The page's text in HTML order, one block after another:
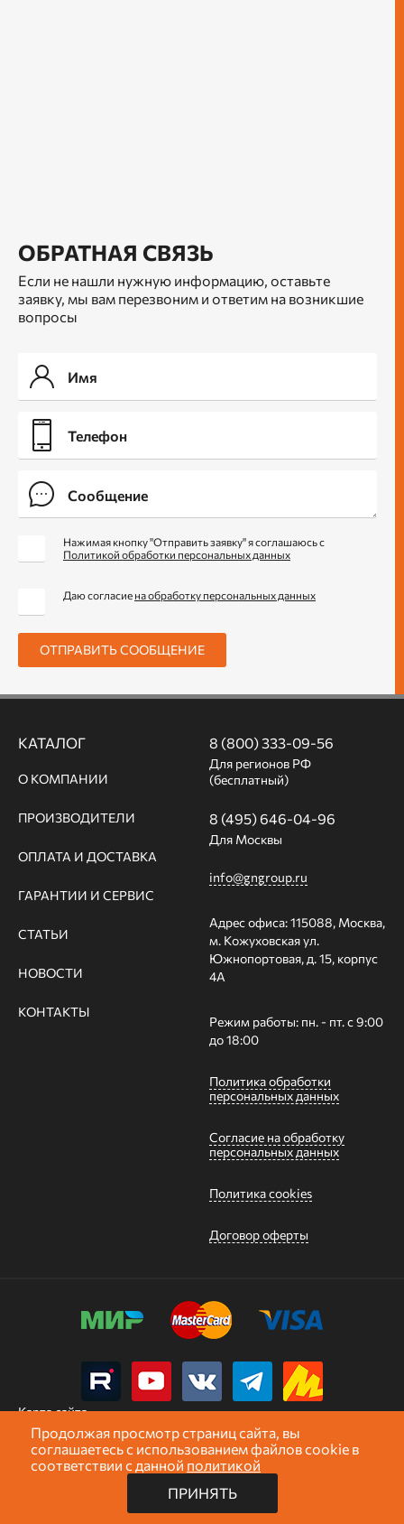
Показать7товаров
ОБРАТНАЯ СВЯЗЬ
Если не нашли нужную информацию, оставьте
заявку, мы вам перезвоним и ответим на возникшие
вопросы
Нажимая кнопку "Отправить заявку" я соглашаюсь с
Политикой обработки персональных данных
Даю согласие на обработку персональных данных
ОТПРАВИТЬ СООБЩЕНИЕ
Карта сайта
КАТАЛОГ
О КОМПАНИИ
ПРОИЗВОДИТЕЛИ
ОПЛАТА И ДОСТАВКА
ГАРАНТИИ И СЕРВИС
СТАТЬИ
НОВОСТИ
КОНТАКТЫ
8 (800) 333-09-56
Для регионов РФ
(бесплатный)
8 (495) 646-04-96
Для Москвы
info@gngroup.ru
Адрес офиса: 115088, Москва,
м. Кожуховская ул.
Южнопортовая, д. 15, корпус
4А
Режим работы: пн. - пт. с 9:00
до 18:00
Политика обработки
персональных данных
Согласие на обработку
персональных данных
Политика cookies
Договор оферты
2026 «GNGroup»Профессиональный монтажный инструмент
Продолжая просмотр страниц сайта, вы
соглашаетесь с использованием файлов cookie в
соответствии с данной политикой
ПРИНЯТЬ